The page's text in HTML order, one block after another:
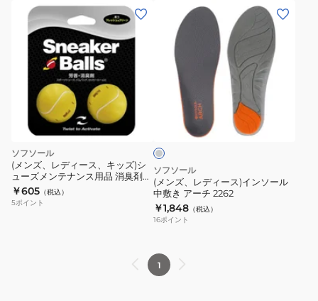
ト
2208
ソフソール
(メンズ、レディース、キッズ)シ
ューズメンテナンス用品 消臭剤
スニーカーボール 87707 テニス
￥605 （税込）
5ポイント
イ
ン
ソ
ー
ル
き
グ
レ
ー
ソフソール
(メンズ、レディース)インソール
中敷き アーチ 2262
￥1,848 （税込）
16ポイント
1